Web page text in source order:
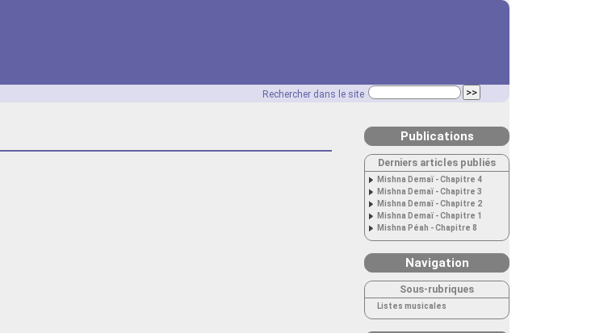
Rechercher dans le site
Publications
Derniers articles publiés
Mishna Demaï - Chapitre 4
Mishna Demaï - Chapitre 3
Mishna Demaï - Chapitre 2
Mishna Demaï - Chapitre 1
Mishna Péah - Chapitre 8
Navigation
Sous-rubriques
Listes musicales